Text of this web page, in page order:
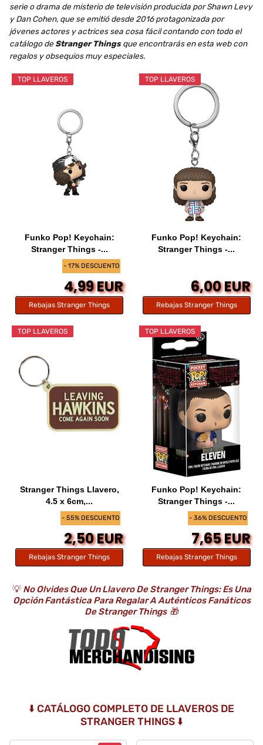
serie o drama de misterio de televisión producida por Shawn Levy
y Dan Cohen, que se emitió desde 2016 protagonizada por
jóvenes actores y actrices sea cosa fácil contando con todo el
catálogo de Stranger Things que encontrarás en esta web con
regalos y obsequios muy especiales.
- 17% DESCUENTO
TOP LLAVEROS
Funko Pop! Keychain:
Stranger Things -...
4,99 EUR
Rebajas Stranger Things
TOP LLAVEROS
Funko Pop! Keychain:
Stranger Things -...
6,00 EUR
Rebajas Stranger Things
- 55% DESCUENTO
TOP LLAVEROS
Stranger Things Llavero,
4.5 x 6cm,...
2,50 EUR
Rebajas Stranger Things
- 36% DESCUENTO
TOP LLAVEROS
Funko Pop! Keychain:
Stranger Things -...
7,65 EUR
Rebajas Stranger Things
💡No Olvides Que Un Llavero De Stranger Things: Es Una
Opción Fantástica Para Regalar A Auténticos Fanáticos
De Stranger Things 🎁
⬇️ CATÁLOGO COMPLETO DE LLAVEROS DE
STRANGER THINGS ⬇️